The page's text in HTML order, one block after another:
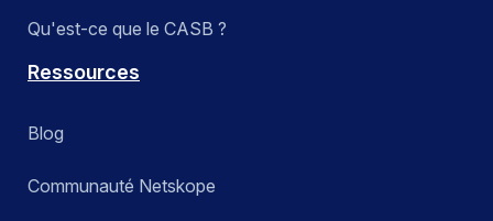
Qu'est-ce que le CASB ?
Ressources
Blog
Communauté Netskope